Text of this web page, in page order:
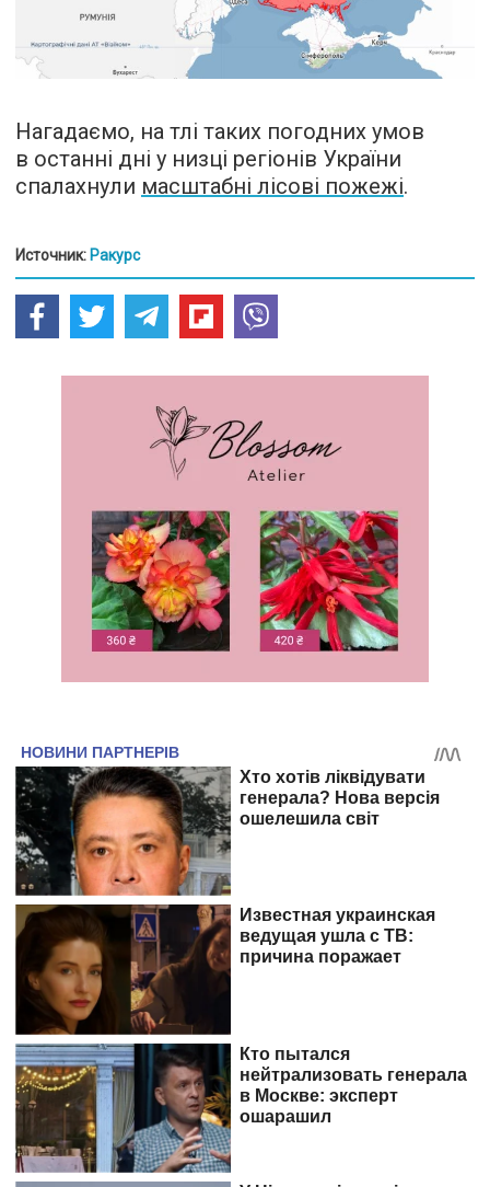
Нагадаємо, на тлі таких погодних умов
в останні дні у низці регіонів України
спалахнули масштабні лісові пожежі.
Источник: Ракурс